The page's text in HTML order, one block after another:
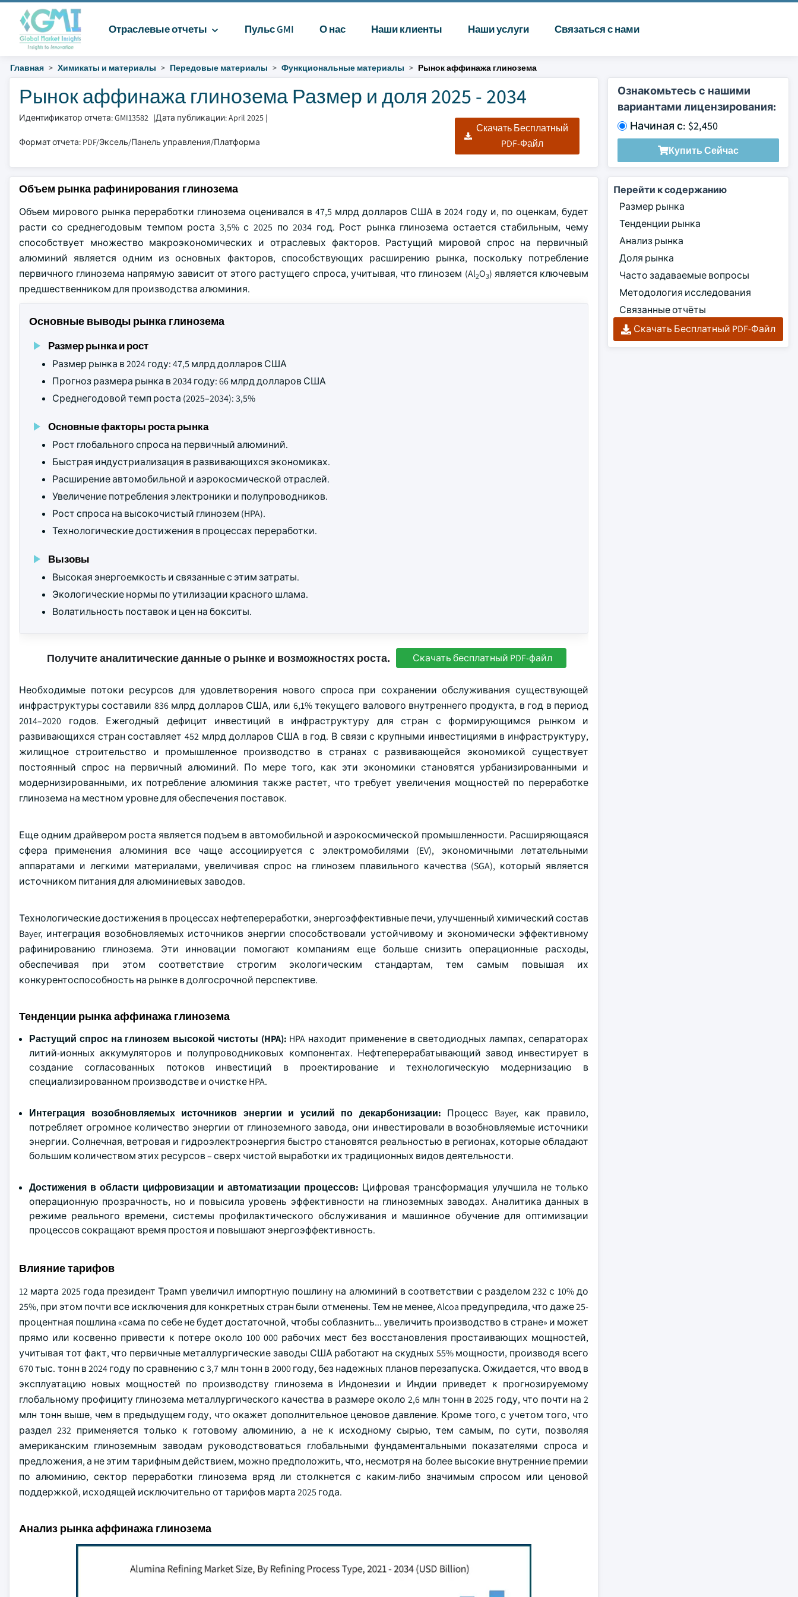
Отраслевые отчеты Пульс GMI О нас Наши клиенты Наши услуги Связаться с нами
Главная Химикаты и материалы Передовые материалы Функциональные материалы Рынок аффинажа глинозема
Рынок аффинажа глинозема Размер и доля 2025 - 2034
Идентификатор отчета: GMI13582 |Дата публикации: April 2025 |
Формат отчета: PDF/Эксель/Панель управления/Платформа
Скачать Бесплатный
PDF-Файл
Ознакомьтесь с нашими
вариантами лицензирования:
Начиная с: $2,450
Купить Сейчас
Объем рынка рафинирования глинозема
Объем мирового рынка переработки глинозема оценивался в 47,5 млрд долларов США в 2024 году и, по оценкам, будет
расти со среднегодовым темпом роста 3,5% с 2025 по 2034 год. Рост рынка глинозема остается стабильным, чему
способствует множество макроэкономических и отраслевых факторов. Растущий мировой спрос на первичный
алюминий является одним из основных факторов, способствующих расширению рынка, поскольку потребление
первичного глинозема напрямую зависит от этого растущего спроса, учитывая, что глинозем (Al2O3) является ключевым
предшественником для производства алюминия.
Основные выводы рынка глинозема
Размер рынка и рост
Размер рынка в 2024 году: 47,5 млрд долларов США
Прогноз размера рынка в 2034 году: 66 млрд долларов США
Среднегодовой темп роста (2025–2034): 3,5%
Основные факторы роста рынка
Рост глобального спроса на первичный алюминий.
Быстрая индустриализация в развивающихся экономиках.
Расширение автомобильной и аэрокосмической отраслей.
Увеличение потребления электроники и полупроводников.
Рост спроса на высокочистый глинозем (HPA).
Технологические достижения в процессах переработки.
Вызовы
Высокая энергоемкость и связанные с этим затраты.
Экологические нормы по утилизации красного шлама.
Волатильность поставок и цен на бокситы.
Получите аналитические данные о рынке и возможностях роста. Скачать бесплатный PDF-файл
Необходимые потоки ресурсов для удовлетворения нового спроса при сохранении обслуживания существующей
инфраструктуры составили 836 млрд долларов США, или 6,1% текущего валового внутреннего продукта, в год в период
2014–2020 годов. Ежегодный дефицит инвестиций в инфраструктуру для стран с формирующимся рынком и
развивающихся стран составляет 452 млрд долларов США в год. В связи с крупными инвестициями в инфраструктуру,
жилищное строительство и промышленное производство в странах с развивающейся экономикой существует
постоянный спрос на первичный алюминий. По мере того, как эти экономики становятся урбанизированными и
модернизированными, их потребление алюминия также растет, что требует увеличения мощностей по переработке
глинозема на местном уровне для обеспечения поставок.
Еще одним драйвером роста является подъем в автомобильной и аэрокосмической промышленности. Расширяющаяся
сфера применения алюминия все чаще ассоциируется с электромобилями (EV), экономичными летательными
аппаратами и легкими материалами, увеличивая спрос на глинозем плавильного качества (SGA), который является
источником питания для алюминиевых заводов.
Технологические достижения в процессах нефтепереработки, энергоэффективные печи, улучшенный химический состав
Bayer, интеграция возобновляемых источников энергии способствовали устойчивому и экономически эффективному
рафинированию глинозема. Эти инновации помогают компаниям еще больше снизить операционные расходы,
обеспечивая при этом соответствие строгим экологическим стандартам, тем самым повышая их
конкурентоспособность на рынке в долгосрочной перспективе.
Тенденции рынка аффинажа глинозема
Растущий спрос на глинозем высокой чистоты (HPA): HPA находит применение в светодиодных лампах, сепараторах
литий-ионных аккумуляторов и полупроводниковых компонентах. Нефтеперерабатывающий завод инвестирует в
создание согласованных потоков инвестиций в проектирование и технологическую модернизацию в
специализированном производстве и очистке HPA.
Интеграция возобновляемых источников энергии и усилий по декарбонизации: Процесс Bayer, как правило,
потребляет огромное количество энергии от глиноземного завода, они инвестировали в возобновляемые источники
энергии. Солнечная, ветровая и гидроэлектроэнергия быстро становятся реальностью в регионах, которые обладают
большим количеством этих ресурсов – сверх чистой выработки их традиционных видов деятельности.
Достижения в области цифровизации и автоматизации процессов: Цифровая трансформация улучшила не только
операционную прозрачность, но и повысила уровень эффективности на глиноземных заводах. Аналитика данных в
режиме реального времени, системы профилактического обслуживания и машинное обучение для оптимизации
процессов сокращают время простоя и повышают энергоэффективность.
Влияние тарифов
12 марта 2025 года президент Трамп увеличил импортную пошлину на алюминий в соответствии с разделом 232 с 10% до
25%, при этом почти все исключения для конкретных стран были отменены. Тем не менее, Alcoa предупредила, что даже 25-
процентная пошлина «сама по себе не будет достаточной, чтобы соблазнить... увеличить производство в стране» и может
прямо или косвенно привести к потере около 100 000 рабочих мест без восстановления простаивающих мощностей,
учитывая тот факт, что первичные металлургические заводы США работают на скудных 55% мощности, производя всего
670 тыс. тонн в 2024 году по сравнению с 3,7 млн тонн в 2000 году, без надежных планов перезапуска. Ожидается, что ввод в
эксплуатацию новых мощностей по производству глинозема в Индонезии и Индии приведет к прогнозируемому
глобальному профициту глинозема металлургического качества в размере около 2,6 млн тонн в 2025 году, что почти на 2
млн тонн выше, чем в предыдущем году, что окажет дополнительное ценовое давление. Кроме того, с учетом того, что
раздел 232 применяется только к готовому алюминию, а не к исходному сырью, тем самым, по сути, позволяя
американским глиноземным заводам руководствоваться глобальными фундаментальными показателями спроса и
предложения, а не этим тарифным действием, можно предположить, что, несмотря на более высокие внутренние премии
по алюминию, сектор переработки глинозема вряд ли столкнется с каким-либо значимым спросом или ценовой
поддержкой, исходящей исключительно от тарифов марта 2025 года.
Анализ рынка аффинажа глинозема
Перейти к содержанию
Размер рынка
Тенденции рынка
Анализ рынка
Доля рынка
Часто задаваемые вопросы
Методология исследования
Связанные отчёты
Скачать Бесплатный PDF-Файл